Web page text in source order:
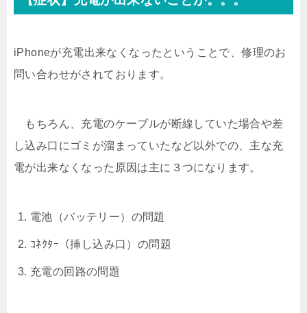
iPhoneが充電出来なくなったということで、修理のお
問い合わせがされております。
もちろん、充電のケーブルが断線していた場合や差
し込み口にゴミが溜まっていたなど以外での、主な充
電が出来なくなった原因は主に３つになります。
電池（バッテリー）の問題
ｺﾈｸﾀｰ（挿し込み口）の問題
充電の回路の問題